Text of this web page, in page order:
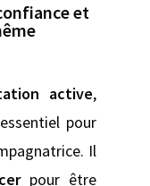
et
active,
pour
Il
pour être